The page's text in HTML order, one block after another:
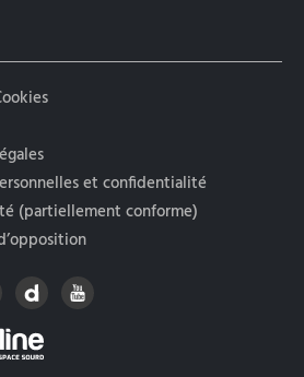
et confidentialité
(partiellement conforme)